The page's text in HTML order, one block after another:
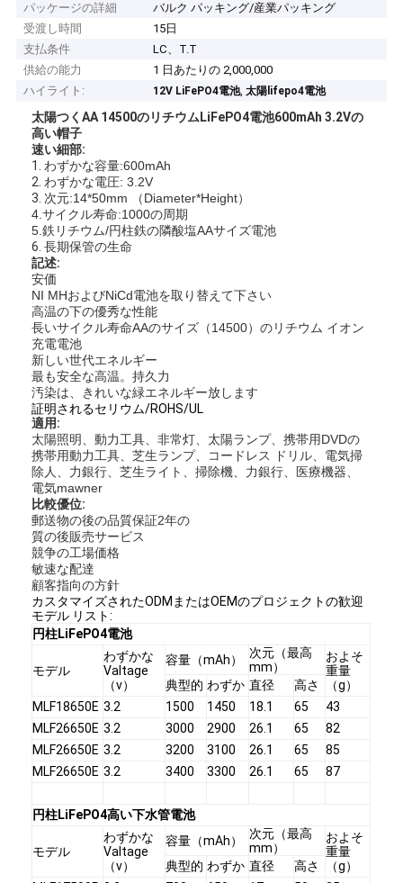
パッケージの詳細
バルク パッキング/産業パッキング
受渡し時間
15日
支払条件
LC、T.T
供給の能力
1 日あたりの 2,000,000
ハイライト:
12V LiFePO4電池,太陽lifepo4電池
太陽つくAA 14500のリチウムLiFePO4電池600mAh 3.2Vの
高い帽子
速い細部:
1. わずかな容量:600mAh
2. わずかな電圧: 3.2V
3. 次元:14*50mm （Diameter*Height）
4.サイクル寿命:1000の周期
5.鉄リチウム/円柱鉄の隣酸塩AAサイズ電池
6.長期保管の生命
記述:
安価
NI MHおよびNiCd電池を取り替えて下さい
高温の下の優秀な性能
長いサイクル寿命AAのサイズ（14500）のリチウム イオン
充電電池
新しい世代エネルギー
最も安全な高温。持久力
汚染は、きれいな緑エネルギー放します
証明されるセリウム/ROHS/UL
適用:
太陽照明、動力工具、非常灯、太陽ランプ、携帯用DVDの
携帯用動力工具、芝生ランプ、コードレス ドリル、電気掃
除人、力銀行、芝生ライト、掃除機、力銀行、医療機器、
電気mawner
比較優位:
郵送物の後の品質保証2年の
質の後販売サービス
競争の工場価格
敏速な配達
顧客指向の方針
カスタマイズされたODMまたはOEMのプロジェクトの歓迎
モデル リスト:
円柱LiFePO4電池
モデル
わずかな
Valtage
（v）
容量（mAh）
次元（最高
mm）
およそ
重量
（g）
典型的 わずか 直径
高さ
MLF18650E 3.2 1500 1450 18.1 65
43
MLF26650E 3.2 3000 2900 26.1 65
82
MLF26650E 3.2 3200 3100 26.1 65
85
MLF26650E 3.2 3400 3300 26.1 65 87
円柱LiFePO4高い下水管電池
モデル
わずかな
Valtage
（v）
容量（mAh）
次元（最高
mm）
およそ
重量
（g）
典型的 わずか 直径
高さ